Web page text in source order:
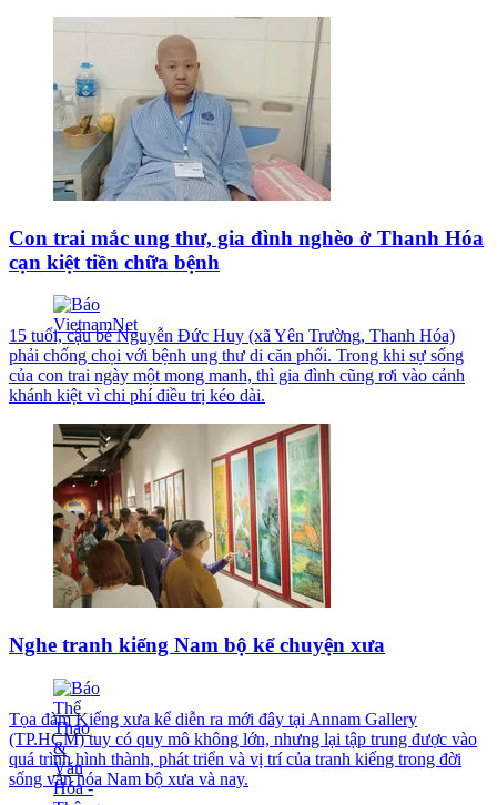
Con trai mắc ung thư, gia đình nghèo ở Thanh Hóa
cạn kiệt tiền chữa bệnh
15 tuổi, cậu bé Nguyễn Đức Huy (xã Yên Trường, Thanh Hóa)
phải chống chọi với bệnh ung thư di căn phổi. Trong khi sự sống
của con trai ngày một mong manh, thì gia đình cũng rơi vào cảnh
khánh kiệt vì chi phí điều trị kéo dài.
Nghe tranh kiếng Nam bộ kể chuyện xưa
Tọa đàm Kiếng xưa kể diễn ra mới đây tại Annam Gallery
(TP.HCM) tuy có quy mô không lớn, nhưng lại tập trung được vào
quá trình hình thành, phát triển và vị trí của tranh kiếng trong đời
sống văn hóa Nam bộ xưa và nay.